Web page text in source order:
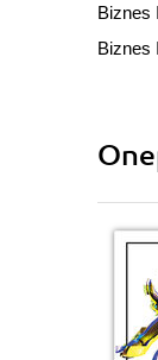
Biznes
Biznes